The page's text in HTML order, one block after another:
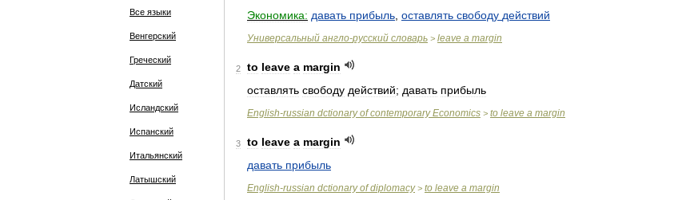
Все языки
Венгерский
Греческий
Датский
Исландский
Испанский
Итальянский
Латышский
Экономика: давать прибыль оставлять свободу действий
Универсальный англо-русский словарь > leave a margin
2 to leave a margin
оставлять свободу действий; давать прибыль
English-russian dctionary of contemporary Economics > to leave a margin
3 to leave a margin
давать прибыль
English-russian dctionary of diplomacy> to leave a margin